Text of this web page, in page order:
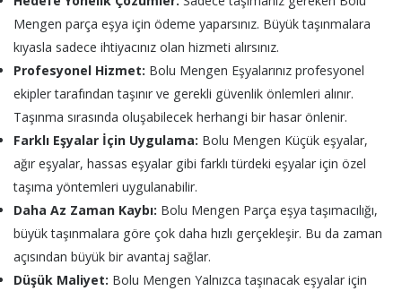
Mengen parça eşya için ödeme yaparsınız. Büyük taşınmalara
kıyasla sadece ihtiyacınız olan hizmeti alırsınız.
Profesyonel Hizmet: Bolu Mengen Eşyalarınız profesyonel
ekipler tarafından taşınır ve gerekli güvenlik önlemleri alınır.
Taşınma sırasında oluşabilecek herhangi bir hasar önlenir.
Farklı Eşyalar İçin Uygulama: Bolu Mengen Küçük eşyalar,
ağır eşyalar, hassas eşyalar gibi farklı türdeki eşyalar için özel
taşıma yöntemleri uygulanabilir.
Daha Az Zaman Kaybı: Bolu Mengen Parça eşya taşımacılığı,
büyük taşınmalara göre çok daha hızlı gerçekleşir. Bu da zaman
açısından büyük bir avantaj sağlar.
Düşük Maliyet: Bolu Mengen Yalnızca taşınacak eşyalar için